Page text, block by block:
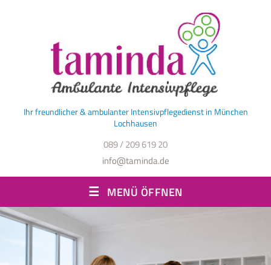
Ihr freundlicher & ambulanter Intensivpflegedienst in München
Lochhausen
089 / 209 619 20
info@taminda.de
MENÜ ÖFFNEN